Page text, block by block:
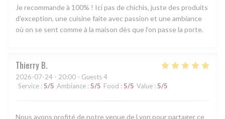
Je recommande à 100% ! Ici pas de chichis, juste des produits
d’exception, une cuisine faite avec passion et une ambiance
où on se sent comme à la maison dès que l’on passe la porte.
Thierry B
2026-07-24 - 20:00 - Guests 4
Service : 5/5 Ambiance : 5/5 Food : 5/5 Value : 5/5
Nous avons profité de notre venue de Lyon pour partager ce